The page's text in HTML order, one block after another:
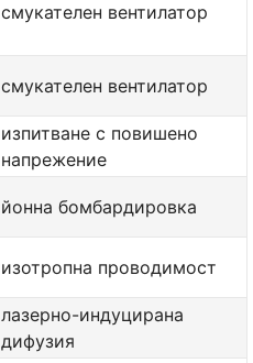
смукателен вентилатор
смукателен вентилатор
изпитване с повишено
напрежение
йонна бомбардировка
изотропна проводимост
лазерно-индуцирана
дифузия